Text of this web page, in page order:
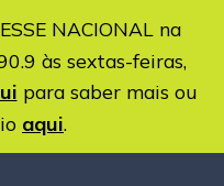
NACIONAL na
às sextas-feiras,
para saber mais ou
aqui.